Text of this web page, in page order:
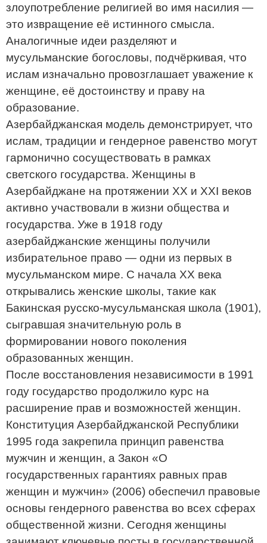
злоупотребление религией во имя насилия —
это извращение её истинного смысла.
Аналогичные идеи разделяют и
мусульманские богословы, подчёркивая, что
ислам изначально провозглашает уважение к
женщине, её достоинству и праву на
образование.
Азербайджанская модель демонстрирует, что
ислам, традиции и гендерное равенство могут
гармонично сосуществовать в рамках
светского государства. Женщины в
Азербайджане на протяжении XX и XXI веков
активно участвовали в жизни общества и
государства. Уже в 1918 году
азербайджанские женщины получили
избирательное право — одни из первых в
мусульманском мире. С начала XX века
открывались женские школы, такие как
Бакинская русско-мусульманская школа (1901),
сыгравшая значительную роль в
формировании нового поколения
образованных женщин.
После восстановления независимости в 1991
году государство продолжило курс на
расширение прав и возможностей женщин.
Конституция Азербайджанской Республики
1995 года закрепила принцип равенства
мужчин и женщин, а Закон «О
государственных гарантиях равных прав
женщин и мужчин» (2006) обеспечил правовые
основы гендерного равенства во всех сферах
общественной жизни. Сегодня женщины